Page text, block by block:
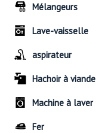
Mélangeurs
Lave-vaisselle
aspirateur
Hachoir à viande
Machine à laver
Fer